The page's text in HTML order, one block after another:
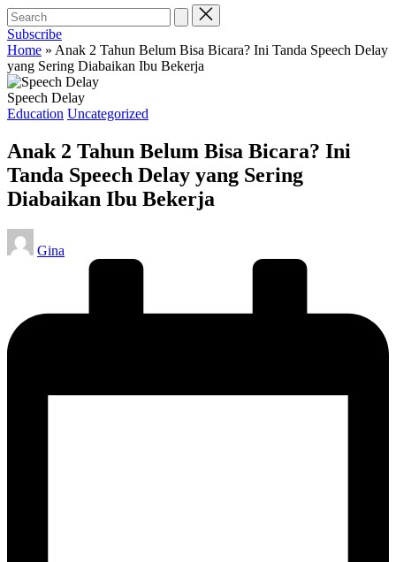
Subscribe
Home » Anak 2 Tahun Belum Bisa Bicara? Ini Tanda Speech Delay
yang Sering Diabaikan Ibu Bekerja
Speech Delay
Posted
Education Uncategorized
Anak 2 Tahun Belum Bisa Bicara? Ini
Tanda Speech Delay yang Sering
Diabaikan Ibu Bekerja
Posted
by
Gina